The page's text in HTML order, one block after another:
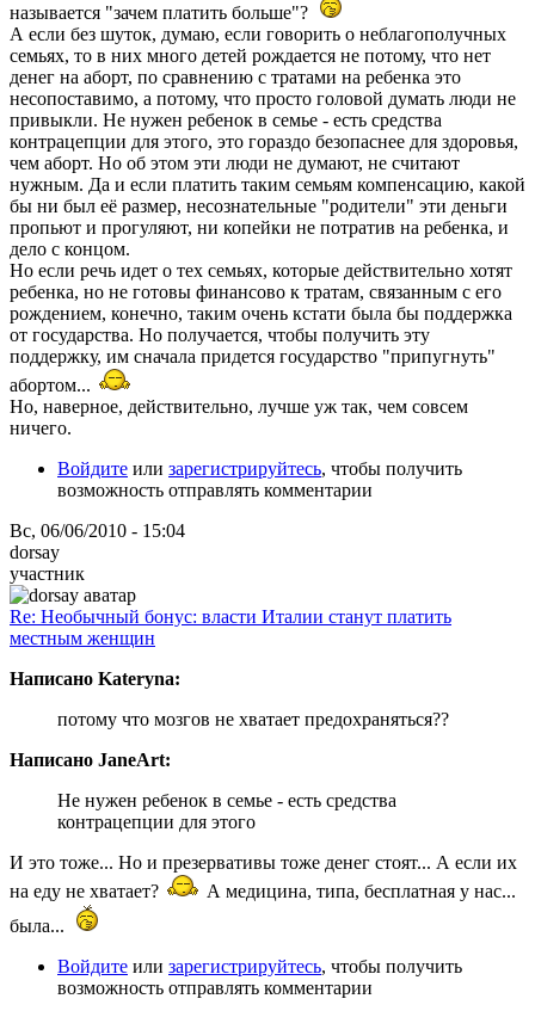
называется "зачем платить больше"?
А если без шуток, думаю, если говорить о неблагополучных
семьях, то в них много детей рождается не потому, что нет
денег на аборт, по сравнению с тратами на ребенка это
несопоставимо, а потому, что просто головой думать люди не
привыкли. Не нужен ребенок в семье - есть средства
контрацепции для этого, это гораздо безопаснее для здоровья,
чем аборт. Но об этом эти люди не думают, не считают
нужным. Да и если платить таким семьям компенсацию, какой
бы ни был её размер, несознательные "родители" эти деньги
пропьют и прогуляют, ни копейки не потратив на ребенка, и
дело с концом.
Но если речь идет о тех семьях, которые действительно хотят
ребенка, но не готовы финансово к тратам, связанным с его
рождением, конечно, таким очень кстати была бы поддержка
от государства. Но получается, чтобы получить эту
поддержку, им сначала придется государство "припугнуть"
абортом...
Но, наверное, действительно, лучше уж так, чем совсем
ничего.
Войдите или зарегистрируйтесь, чтобы получить
возможность отправлять комментарии
Вс, 06/06/2010 - 15:04
dorsay
участник
Re: Необычный бонус: власти Италии станут платить
местным женщин
Написано Kateryna:
потому что мозгов не хватает предохраняться??
Написано JaneArt:
Не нужен ребенок в семье - есть средства
контрацепции для этого
И это тоже... Но и презервативы тоже денег стоят... А если их
на еду не хватает?
А медицина, типа, бесплатная у нас...
была...
Войдите или зарегистрируйтесь, чтобы получить
возможность отправлять комментарии